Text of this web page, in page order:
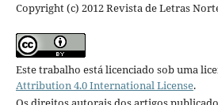
Copyright (c) 2012 Revista de Letras
Este trabalho está licenciado sob uma
Attribution 4.0 International License.